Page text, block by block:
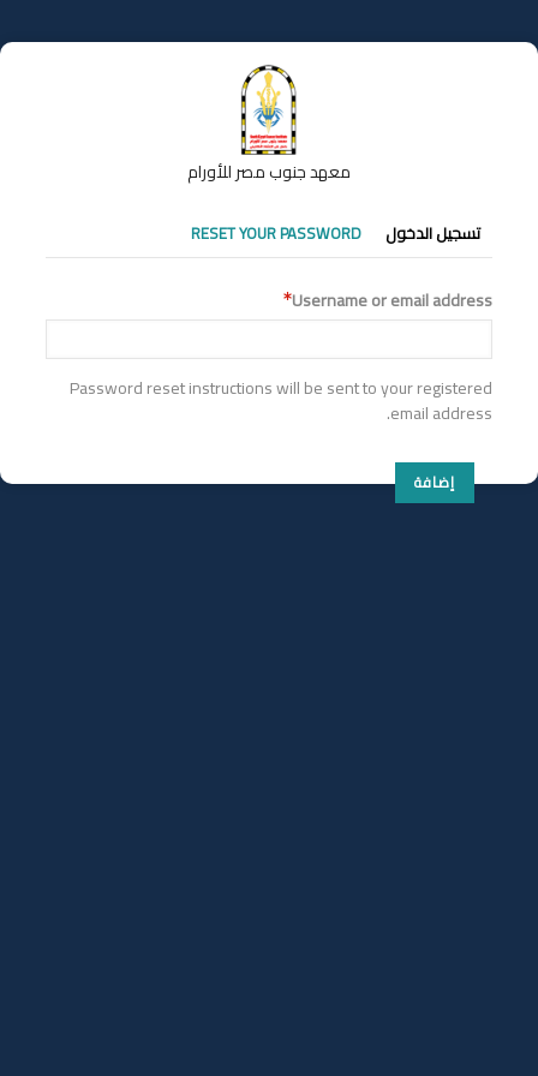
إلى
المحتوى
معهد جنوب مصر للأورام
التبويبات
الأساسية
تسجيل الدخول RESET YOUR PASSWORD
Username or email address
Password reset instructions will be sent to your registered
email address.